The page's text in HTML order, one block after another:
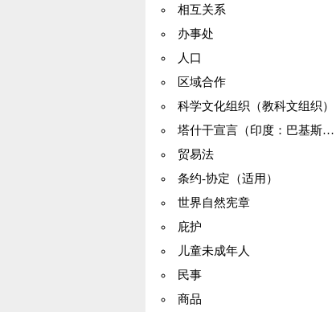
相互关系
办事处
人口
区域合作
科学文化组织（教科文组织）
塔什干宣言（印度：巴基斯坦）
贸易法
条约-协定（适用）
世界自然宪章
庇护
儿童未成年人
民事
商品